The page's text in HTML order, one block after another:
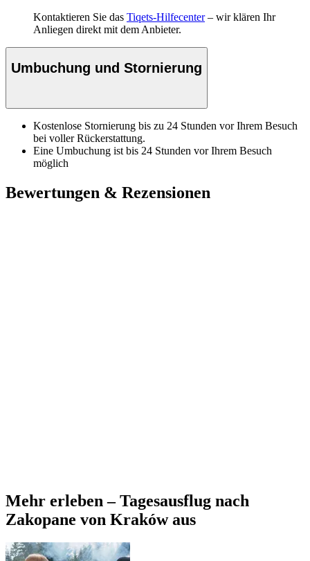
Kontaktieren Sie das Tiqets-Hilfecenter– wir klären Ihr
Anliegen direkt mit dem Anbieter.
Umbuchung und Stornierung
Kostenlose Stornierung bis zu 24 Stunden vor Ihrem Besuch
bei voller Rückerstattung.
Eine Umbuchung ist bis 24 Stunden vor Ihrem Besuch
möglich
Bewertungen & Rezensionen
Mehr erleben – Tagesausflug nach
Zakopane von Kraków aus